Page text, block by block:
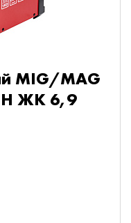
MIG/MAG
ЖК 6,9